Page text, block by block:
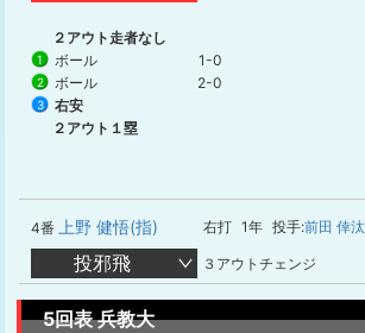
２アウト走者なし
1 ボール 1-0
2 ボール 2-0
3
右安
２アウト１塁
4番 上野 健悟(指) 右打 1年 投手:前田 倖汰
投邪飛 ３アウトチェンジ
5回表 兵教大